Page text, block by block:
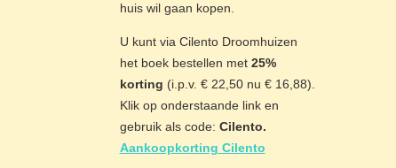
huis wil gaan kopen.
U kunt via Cilento Droomhuizen
het boek bestellen met 25%
korting (i.p.v. € 22,50 nu € 16,88).
Klik op onderstaande link en
gebruik als code: Cilento.
Aankoopkorting Cilento